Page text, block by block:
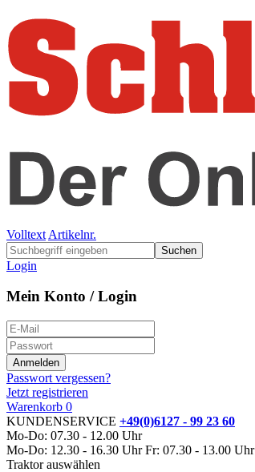
Volltext Artikelnr.
Suchen
Login
Mein Konto / Login
Passwort vergessen?
Jetzt registrieren
Warenkorb 0
KUNDENSERVICE +49(0)6127 - 99 23 60
Mo-Do: 07.30 - 12.00 Uhr
Mo-Do: 12.30 - 16.30 Uhr Fr: 07.30 - 13.00 Uhr
Traktor auswählen